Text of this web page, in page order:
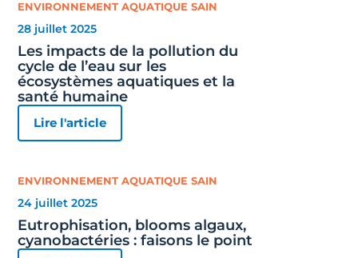
ENVIRONNEMENT AQUATIQUE SAIN
28 juillet 2025
Les impacts de la pollution du
cycle de l’eau sur les
écosystèmes aquatiques et la
santé humaine
Lire l'article
ENVIRONNEMENT AQUATIQUE SAIN
24 juillet 2025
Eutrophisation, blooms algaux,
cyanobactéries : faisons le point